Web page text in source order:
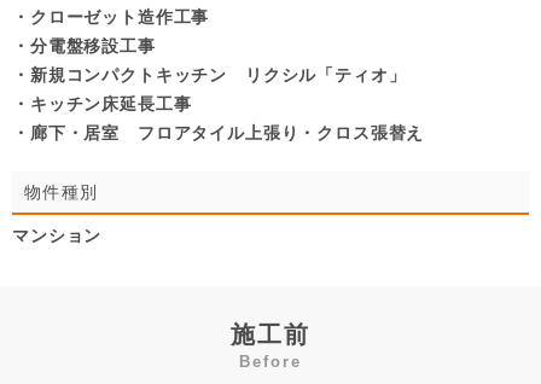
・クローゼット造作工事
・分電盤移設工事
・新規コンパクトキッチン リクシル「ティオ」
・キッチン床延長工事
・廊下・居室 フロアタイル上張り・クロス張替え
物件種別
マンション
施工前
Before